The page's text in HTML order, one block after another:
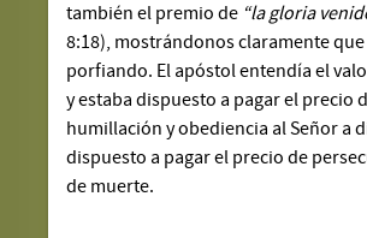
también el premio de “la gloria
8:18), mostrándonos claramente que
porfiando. El apóstol entendía el
y estaba dispuesto a pagar el precio
humillación y obediencia al Señor a
dispuesto a pagar el precio de
de muerte.